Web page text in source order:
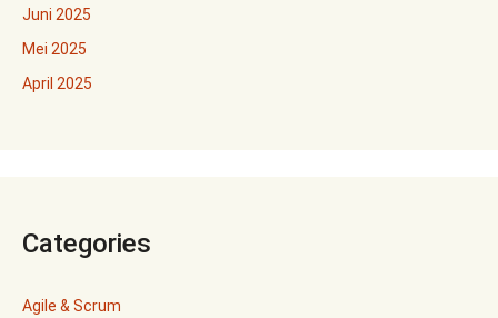
Juni 2025
Mei 2025
April 2025
Categories
Agile & Scrum